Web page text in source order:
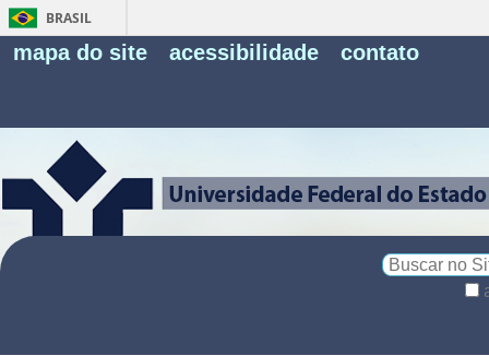
BRASIL
mapa do site acessibilidade contato